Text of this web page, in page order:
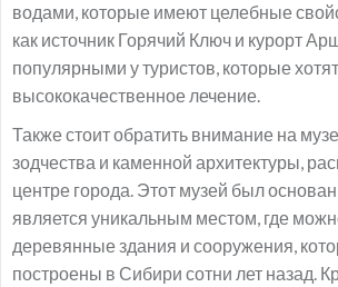
водами, которые имеют целебные
как источник Горячий Ключ и курорт
популярными у туристов, которые
высококачественное лечение.
Также стоит обратить внимание на
зодчества и каменной архитектуры,
центре города. Этот музей был
является уникальным местом, где
деревянные здания и сооружения,
построены в Сибири сотни лет назад.